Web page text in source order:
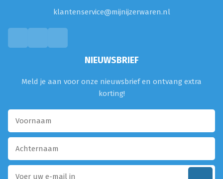
klantenservice@mijnijzerwaren.nl
NIEUWSBRIEF
Meld je aan voor onze nieuwsbrief en ontvang extra
korting!